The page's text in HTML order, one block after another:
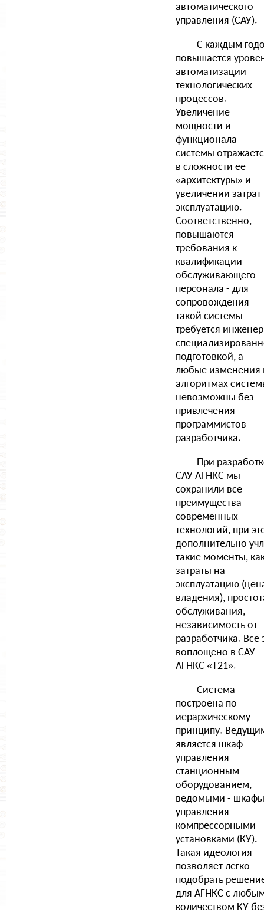
автоматического
управления (САУ).
С каждым
повышается
автоматизации
технологических
процессов.
Увеличение
мощности и
функционала
системы
в сложности ее
«архитектуры» и
увеличении затрат
эксплуатацию.
Соответственно,
повышаются
требования к
квалификации
обслуживающего
персонала - для
сопровождения
такой системы
требуется
подготовкой, а
любые изменения
алгоритмах
невозможны без
привлечения
программистов
разработчика.
При
САУ АГНКС мы
сохранили все
преимущества
современных
технологий, при
дополнительно
такие моменты,
затраты на
эксплуатацию
владения),
обслуживания,
независимость от
разработчика. Все
воплощено в САУ
АГНКС «Т21».
Система
построена по
иерархическому
принципу.
является шкаф
управления
станционным
оборудованием,
ведомыми - шкафы
управления
компрессорными
установками (КУ).
Такая идеология
позволяет легко
подобрать
для АГНКС с
количеством КУ